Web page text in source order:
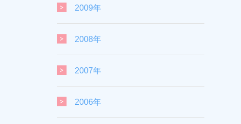
2009年
2008年
2007年
2006年